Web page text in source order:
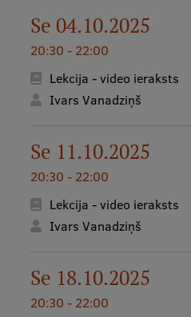
Starptautiskā
Mobilitātes programmas
Starptautiskie sadarbības
EURAXESS RSU
EATRIS koordinators
Se 04.10.2025
20:30 - 22:00
Lekcija - video ieraksts
Ivars Vanadziņš
Se 11.10.2025
20:30 - 22:00
Lekcija - video ieraksts
Ivars Vanadziņš
Se 18.10.2025
20:30 - 22:00